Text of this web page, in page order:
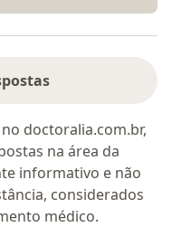
doctoralia.com.br,
na área da
informativo e não
considerados
médico.